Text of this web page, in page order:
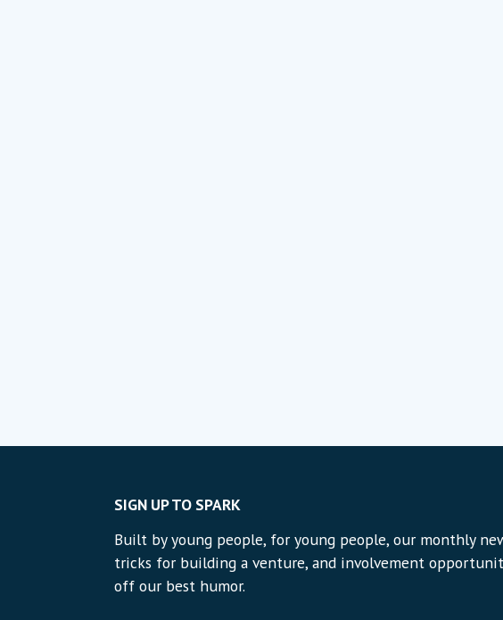
SIGN UP TO SPARK
Built by young people, for young people, our monthly
tricks for building a venture, and involvement
off our best humor.